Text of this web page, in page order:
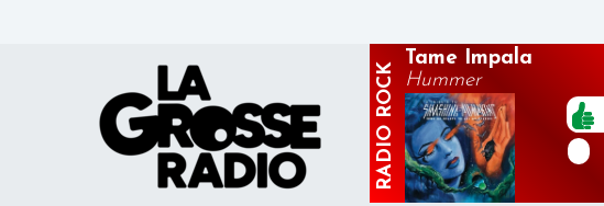
RADIO
ROCK
Tame Impala
Hummer